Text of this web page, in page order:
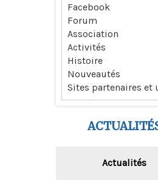
Facebook
Forum
Association
Activités
Histoire
Nouveautés
Sites partenaires et
Actualités